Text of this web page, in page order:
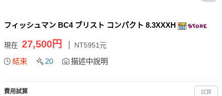
フィッシュマン BC4 ブリスト コンパクト 8.3XXXH
現在 27,500円 NT5951元
結束 20 描述中說明
費用試算 試算